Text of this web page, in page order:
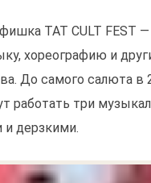
TAT CULT FEST
хореографию и
До самого салюта в
работать три
дерзкими.